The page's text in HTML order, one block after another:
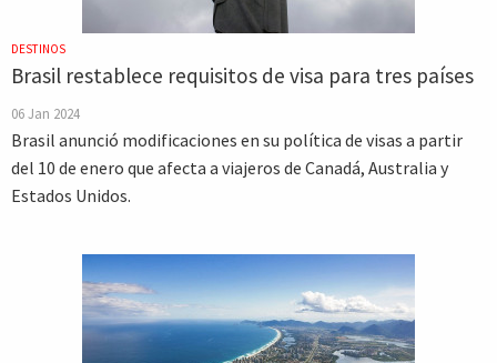
DESTINOS
Brasil restablece requisitos de visa para tres países
06 Jan 2024
Brasil anunció modificaciones en su política de visas a partir
del 10 de enero que afecta a viajeros de Canadá, Australia y
Estados Unidos.